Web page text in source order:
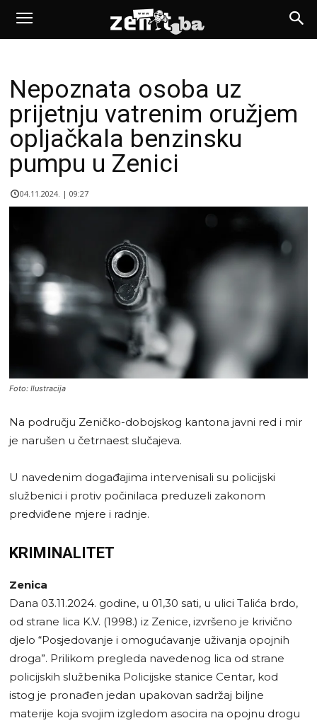
Nepoznata osoba uz
prijetnju vatrenim oružjem
opljačkala benzinsku
pumpu u Zenici
04.11.2024. | 09:27
Foto: Ilustracija
Na području Zeničko-dobojskog kantona javni red i mir
je narušen u četrnaest slučajeva.
U navedenim događajima intervenisali su policijski
službenici i protiv počinilaca preduzeli zakonom
predviđene mjere i radnje.
KRIMINALITET
Zenica
Dana 03.11.2024. godine, u 01,30 sati, u ulici Talića brdo,
od strane lica K.V. (1998.) iz Zenice, izvršeno je krivično
djelo “Posjedovanje i omogućavanje uživanja opojnih
droga”. Prilikom pregleda navedenog lica od strane
policijskih službenika Policijske stanice Centar, kod
istog je pronađen jedan upakovan sadržaj biljne
materije koja svojim izgledom asocira na opojnu drogu